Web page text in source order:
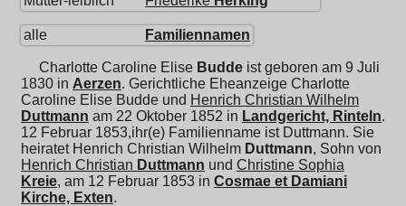
alle Familiennamen
Charlotte Caroline Elise Budde ist geboren am 9 Juli
1830 in Aerzen. Gerichtliche Eheanzeige Charlotte
Caroline Elise Budde und Henrich Christian Wilhelm
Duttmann am 22 Oktober 1852 in Landgericht, Rinteln.
12 Februar 1853,ihr(e) Familienname ist Duttmann. Sie
heiratet Henrich Christian Wilhelm Duttmann, Sohn von
Henrich Christian Duttmann und Christine Sophia
Kreie, am 12 Februar 1853 in Cosmae et Damiani
Kirche, Exten.